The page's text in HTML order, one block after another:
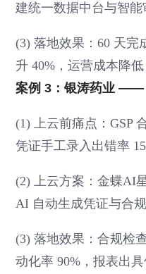
建统一数据中台与智能
(3) 落地效果：60 天完
升 40%，运营成本降低
案例 3：银涛药业 ——
(1) 上云前痛点：GSP
凭证手工录入出错率
(2) 上云方案：金蝶AI
AI 自动生成凭证与合规
(3) 落地效果：合规检
动化率 90%，报表出具